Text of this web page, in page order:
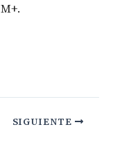
SIGUIENTE